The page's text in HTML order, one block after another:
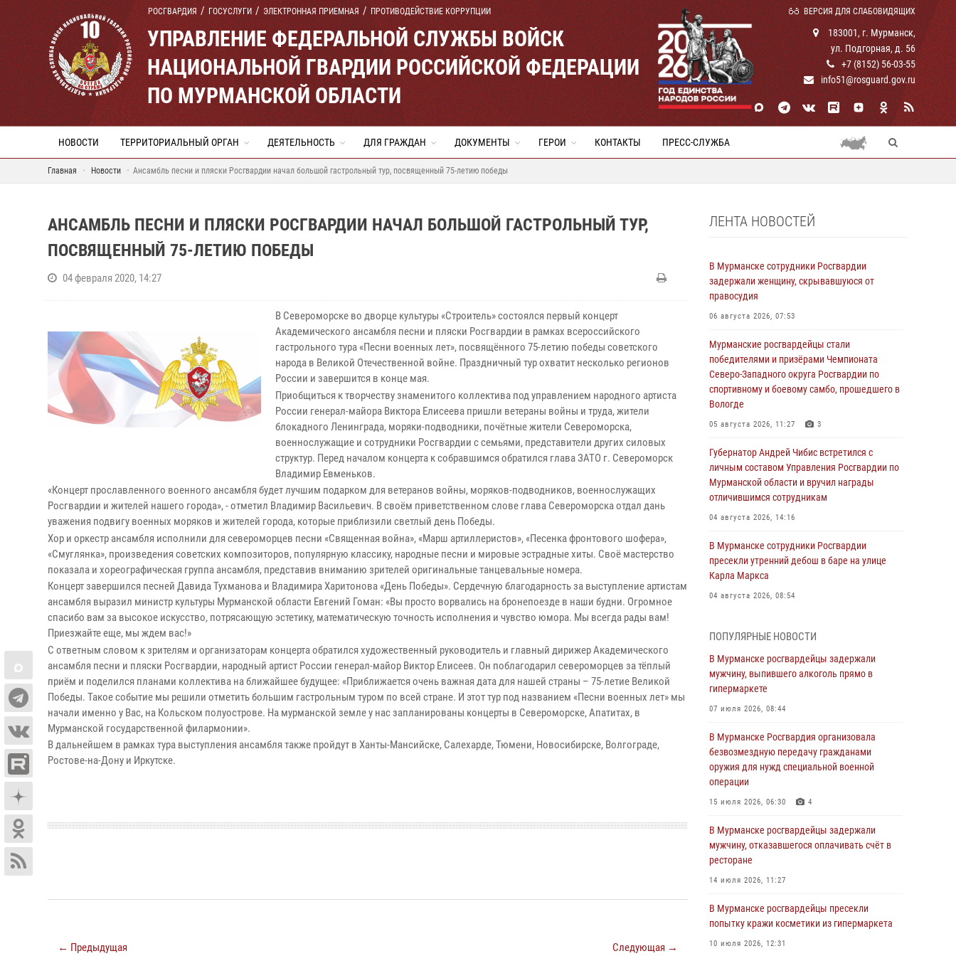
РОСГВАРДИЯ ГОСУСЛУГИ ЭЛЕКТРОННАЯ ПРИЕМНАЯ ПРОТИВОДЕЙСТВИЕ КОРРУПЦИИ ВЕРСИЯ ДЛЯ СЛАБОВИДЯЩИХ
УПРАВЛЕНИЕ ФЕДЕРАЛЬНОЙ СЛУЖБЫ ВОЙСК
НАЦИОНАЛЬНОЙ ГВАРДИИ РОССИЙСКОЙ ФЕДЕРАЦИИ
ПО МУРМАНСКОЙ ОБЛАСТИ
183001, г. Мурманск,
ул. Подгорная, д. 56
+7 (8152) 56-03-55
info51@rosguard.gov.ru
НОВОСТИ ТЕРРИТОРИАЛЬНЫЙ ОРГАН ДЕЯТЕЛЬНОСТЬ ДЛЯ ГРАЖДАН ДОКУМЕНТЫ ГЕРОИ КОНТАКТЫ ПРЕСС-СЛУЖБА
Главная Новости Ансамбль песни и пляски Росгвардии начал большой гастрольный тур, посвященный 75-летию победы
АНСАМБЛЬ ПЕСНИ И ПЛЯСКИ РОСГВАРДИИ НАЧАЛ БОЛЬШОЙ ГАСТРОЛЬНЫЙ ТУР,
ПОСВЯЩЕННЫЙ 75-ЛЕТИЮ ПОБЕДЫ
04 февраля 2020, 14:27
В Североморске во дворце культуры «Строитель» состоялся первый концерт
Академического ансамбля песни и пляски Росгвардии в рамках всероссийского
гастрольного тура «Песни военных лет», посвящённого 75-летию победы советского
народа в Великой Отечественной войне. Праздничный тур охватит несколько регионов
России и завершится в конце мая.
Приобщиться к творчеству знаменитого коллектива под управлением народного артиста
России генерал-майора Виктора Елисеева пришли ветераны войны и труда, жители
блокадного Ленинграда, моряки-подводники, почётные жители Североморска,
военнослужащие и сотрудники Росгвардии с семьями, представители других силовых
структур. Перед началом концерта к собравшимся обратился глава ЗАТО г. Североморск
Владимир Евменьков.
«Концерт прославленного военного ансамбля будет лучшим подарком для ветеранов войны, моряков-подводников, военнослужащих
Росгвардии и жителей нашего города», - отметил Владимир Васильевич. В своём приветственном слове глава Североморска отдал дань
уважения подвигу военных моряков и жителей города, которые приблизили светлый день Победы.
Хор и оркестр ансамбля исполнили для североморцев песни «Священная война», «Марш артиллеристов», «Песенка фронтового шофера»,
«Смуглянка», произведения советских композиторов, популярную классику, народные песни и мировые эстрадные хиты. Своё мастерство
показала и хореографическая группа ансамбля, представив вниманию зрителей оригинальные танцевальные номера.
Концерт завершился песней Давида Тухманова и Владимира Харитонова «День Победы». Сердечную благодарность за выступление артистам
ансамбля выразил министр культуры Мурманской области Евгений Гоман: «Вы просто ворвались на бронепоезде в наши будни. Огромное
спасибо вам за высокое искусство, потрясающую эстетику, математическую точность исполнения и чувство юмора. Мы всегда рады вам!
Приезжайте еще, мы ждем вас!»
С ответным словом к зрителям и организаторам концерта обратился художественный руководитель и главный дирижер Академического
ансамбля песни и пляски Росгвардии, народный артист России генерал-майор Виктор Елисеев. Он поблагодарил североморцев за тёплый
приём и поделился планами коллектива на ближайшее будущее: «Приближается очень важная дата для нашей страны – 75-летие Великой
Победы. Такое событие мы решили отметить большим гастрольным туром по всей стране. И этот тур под названием «Песни военных лет» мы
начали именно у Вас, на Кольском полуострове. На мурманской земле у нас запланированы концерты в Североморске, Апатитах, в
Мурманской государственной филармонии».
В дальнейшем в рамках тура выступления ансамбля также пройдут в Ханты-Мансийске, Салехарде, Тюмени, Новосибирске, Волгограде,
Ростове-на-Дону и Иркутске.
← Предыдущая Следующая →
ЛЕНТА НОВОСТЕЙ
В Мурманске сотрудники Росгвардии
задержали женщину, скрывавшуюся от
правосудия
06 августа 2026, 07:53
Мурманские росгвардейцы стали
победителями и призёрами Чемпионата
Северо-Западного округа Росгвардии по
спортивному и боевому самбо, прошедшего в
Вологде
05 августа 2026, 11:27 3
Губернатор Андрей Чибис встретился с
личным составом Управления Росгвардии по
Мурманской области и вручил награды
отличившимся сотрудникам
04 августа 2026, 14:16
В Мурманске сотрудники Росгвардии
пресекли утренний дебош в баре на улице
Карла Маркса
04 августа 2026, 08:54
Росгвардии отмечает 37 лет со дня
образования
03 августа 2026, 12:23 4
дебошира на автозаправочной станции
города Кандалакши
03 августа 2026, 09:12
Сотрудники Росгвардии провели инструктаж
членов избирательных комиссий в
31 июля 2026, 08:48
не оплатившего счет в ресторане
30 июля 2026, 14:09
ПОПУЛЯРНЫЕ НОВОСТИ
В Мурманске росгвардейцы задержали
мужчину, выпившего алкоголь прямо в
гипермаркете
07 июля 2026, 08:44
В Мурманске Росгвардия организовала
безвозмездную передачу гражданами
оружия для нужд специальной военной
операции
15 июля 2026, 06:30 4
В Мурманске росгвардейцы задержали
мужчину, отказавшегося оплачивать счёт в
ресторане
14 июля 2026, 11:27
В Мурманске росгвардейцы пресекли
попытку кражи косметики из гипермаркета
10 июля 2026, 12:31